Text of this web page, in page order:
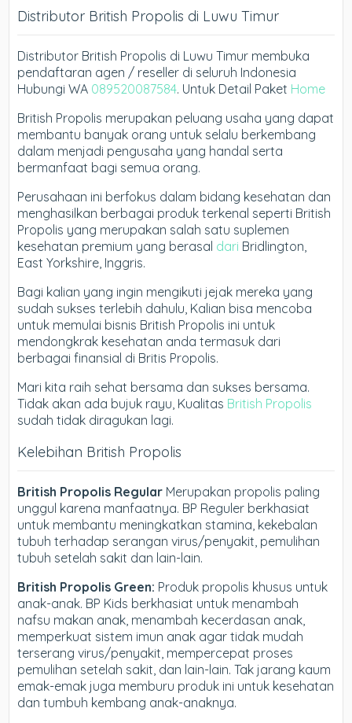
Distributor British Propolis di Luwu Timur
Distributor British Propolis di Luwu Timur membuka
pendaftaran agen / reseller di seluruh Indonesia
Hubungi WA 089520087584. Untuk Detail Paket Home
British Propolis merupakan peluang usaha yang dapat
membantu banyak orang untuk selalu berkembang
dalam menjadi pengusaha yang handal serta
bermanfaat bagi semua orang.
Perusahaan ini berfokus dalam bidang kesehatan dan
menghasilkan berbagai produk terkenal seperti British
Propolis yang merupakan salah satu suplemen
kesehatan premium yang berasal dari Bridlington,
East Yorkshire, Inggris.
Bagi kalian yang ingin mengikuti jejak mereka yang
sudah sukses terlebih dahulu, Kalian bisa mencoba
untuk memulai bisnis British Propolis ini untuk
mendongkrak kesehatan anda termasuk dari
berbagai finansial di Britis Propolis.
Mari kita raih sehat bersama dan sukses bersama.
Tidak akan ada bujuk rayu, Kualitas British Propolis
sudah tidak diragukan lagi.
Kelebihan British Propolis
British Propolis Regular Merupakan propolis paling
unggul karena manfaatnya. BP Reguler berkhasiat
untuk membantu meningkatkan stamina, kekebalan
tubuh terhadap serangan virus/penyakit, pemulihan
tubuh setelah sakit dan lain-lain.
British Propolis Green: Produk propolis khusus untuk
anak-anak. BP Kids berkhasiat untuk menambah
nafsu makan anak, menambah kecerdasan anak,
memperkuat sistem imun anak agar tidak mudah
terserang virus/penyakit, mempercepat proses
pemulihan setelah sakit, dan lain-lain. Tak jarang kaum
emak-emak juga memburu produk ini untuk kesehatan
dan tumbuh kembang anak-anaknya.